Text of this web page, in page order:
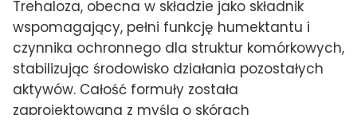
Trehaloza, obecna w składzie jako składnik
wspomagający, pełni funkcję humektantu i
czynnika ochronnego dla struktur komórkowych,
stabilizując środowisko działania pozostałych
aktywów. Całość formuły została
zaprojektowana z myślą o skórach